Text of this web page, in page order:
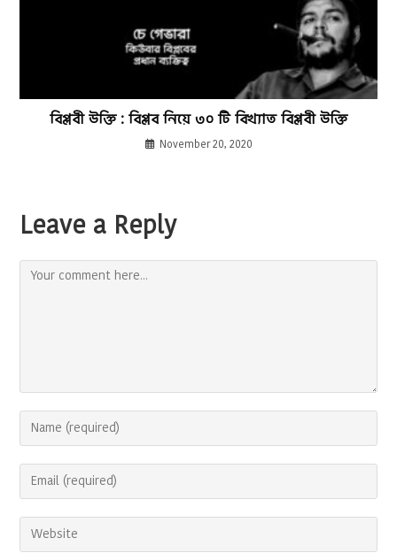
বিপ্লবী উক্তি : বিপ্লব নিয়ে ৩০ টি বিখ্যাত বিপ্লবী উক্তি
November 20, 2020
Leave a Reply
Comment
your
username
comment
your
address
your